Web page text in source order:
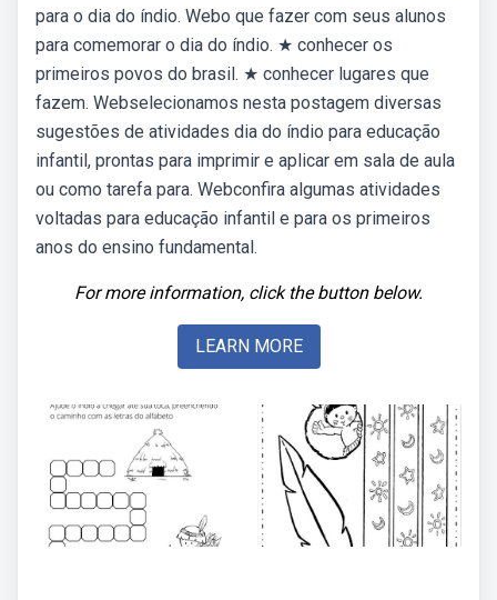
para o dia do índio. Webo que fazer com seus alunos
para comemorar o dia do índio. ★ conhecer os
primeiros povos do brasil. ★ conhecer lugares que
fazem. Webselecionamos nesta postagem diversas
sugestões de atividades dia do índio para educação
infantil, prontas para imprimir e aplicar em sala de aula
ou como tarefa para. Webconfira algumas atividades
voltadas para educação infantil e para os primeiros
anos do ensino fundamental.
For more information, click the button below.
LEARN MORE